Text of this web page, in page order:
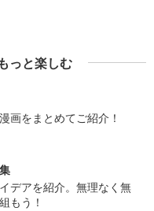
っと楽しむ
画をまとめてご紹介！
デアを紹介。無理なく無
もう！